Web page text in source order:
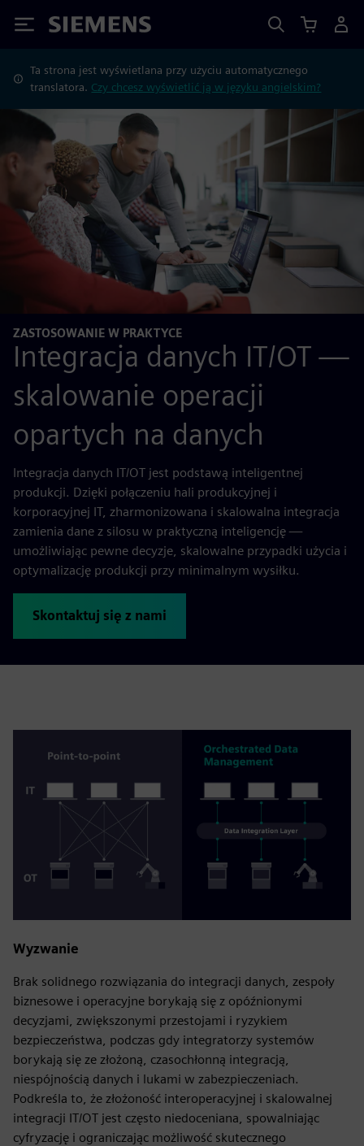
Siemens
Ta strona jest wyświetlana przy użyciu automatycznego
translatora. Czy chcesz wyświetlić ją w języku angielskim?
ZASTOSOWANIE W PRAKTYCE
Integracja danych IT/OT —
skalowanie operacji
opartych na danych
Integracja danych IT/OT jest podstawą inteligentnej
produkcji. Dzięki połączeniu hali produkcyjnej i
korporacyjnej IT, zharmonizowana i skalowalna integracja
zamienia dane z silosu w praktyczną inteligencję —
umożliwiając pewne decyzje, skalowalne przypadki użycia i
optymalizację produkcji przy minimalnym wysiłku.
Skontaktuj się z nami
Wyzwanie
Brak solidnego rozwiązania do integracji danych, zespoły
biznesowe i operacyjne borykają się z opóźnionymi
decyzjami, zwiększonymi przestojami i ryzykiem
bezpieczeństwa, podczas gdy integratorzy systemów
borykają się ze złożoną, czasochłonną integracją,
niespójnością danych i lukami w zabezpieczeniach.
Podkreśla to, że złożoność interoperacyjnej i skalowalnej
integracji IT/OT jest często niedoceniana, spowalniając
cyfryzację i ograniczając możliwość skutecznego